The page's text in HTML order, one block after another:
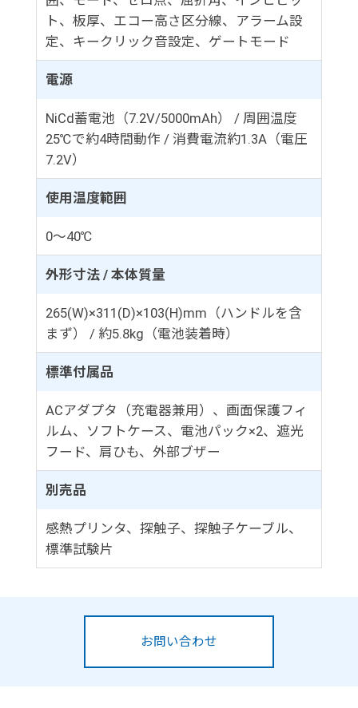
ト、板厚、エコー高さ区分線、アラーム設
定、キークリック音設定、ゲートモード
電源
NiCd蓄電池（7.2V/5000mAh） / 周囲温度
25℃で約4時間動作 / 消費電流約1.3A（電圧
7.2V）
使用温度範囲
0～40℃
外形寸法 / 本体質量
265(W)×311(D)×103(H)mm（ハンドルを含
まず） / 約5.8kg（電池装着時）
標準付属品
ACアダプタ（充電器兼用）、画面保護フィ
ルム、ソフトケース、電池パック×2、遮光
フード、肩ひも、外部ブザー
別売品
感熱プリンタ、探触子、探触子ケーブル、
標準試験片
お問い合わせ